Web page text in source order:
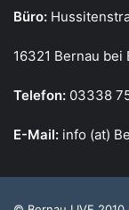
Büro:
16321 Bernau bei
Telefon: 03338
E-Mail: info (at)